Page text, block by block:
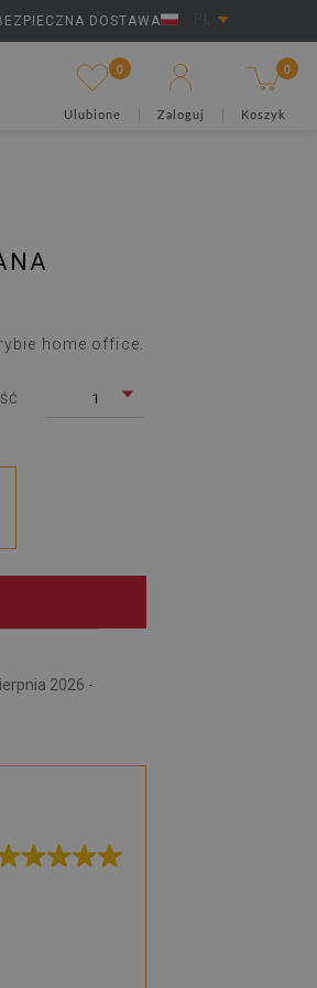
DOSTAWA
0
Ulubione Zaloguj
0
Koszyk
home office.
1
2026 -